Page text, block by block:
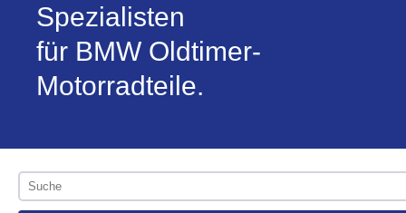
Spezialisten
für BMW Oldtimer-
Motorradteile.